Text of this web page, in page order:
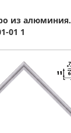
из алюминия.
01 1